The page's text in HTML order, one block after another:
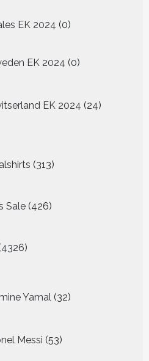
EK 2024 00
EK 2024 0
producten
EK 2024 24
producten
313
producten
Sale 426
426
producten
4326
producten
Yamal 32
producten
Messi 53
producten